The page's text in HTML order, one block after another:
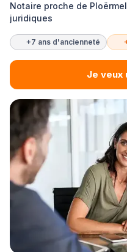
Notaire proche de
juridiques
+7 ans d'ancienneté
Je veux